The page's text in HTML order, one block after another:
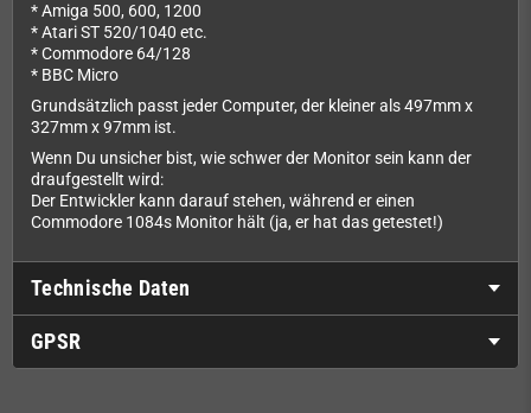
* Amiga 500, 600, 1200
* Atari ST 520/1040 etc.
* Commodore 64/128
* BBC Micro
Grundsätzlich passt jeder Computer, der kleiner als 497mm x
327mm x 97mm ist.
Wenn Du unsicher bist, wie schwer der Monitor sein kann der
draufgestellt wird:
Der Entwickler kann darauf stehen, während er einen
Commodore 1084s Monitor hält (ja, er hat das getestet!)
Technische Daten
GPSR